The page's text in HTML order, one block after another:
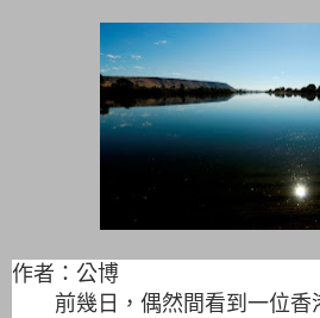
作者：公博
前幾日，偶然間看到一位香